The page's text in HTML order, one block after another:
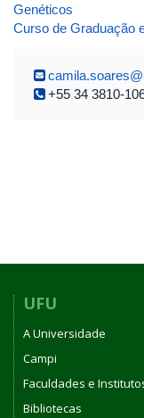
Genéticos
Curso de Graduação
+55 34 3810-
UFU
A Universidade
Campi
Faculdades e
Bibliotecas